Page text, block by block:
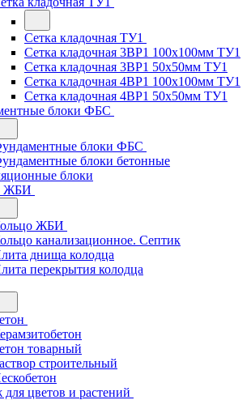
Сетка кладочная ТУ1
Сетка кладочная 3ВР1 100x100мм ТУ1
Сетка кладочная 3ВР1 50x50мм ТУ1
Сетка кладочная 4ВР1 100x100мм ТУ1
Сетка кладочная 4ВР1 50x50мм ТУ1
блоки ФБС
блоки ФБС
блоки бетонные
блоки
ЖБИ
ЖБИ
канализационное. Септик
днища колодца
перекрытия колодца
товарный
строительный
цветов и растений